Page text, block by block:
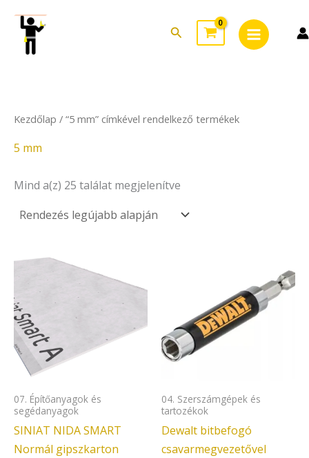
content
Search
Menu
Kezdőlap / “5 mm” címkével rendelkező termékek
5 mm
Mind a(z) 25 találat megjelenítve
latest
07. Építőanyagok és
segédanyagok
SINIAT NIDA SMART
Normál gipszkarton
04. Szerszámgépek és
tartozékok
Dewalt bitbefogó
csavarmegvezetővel